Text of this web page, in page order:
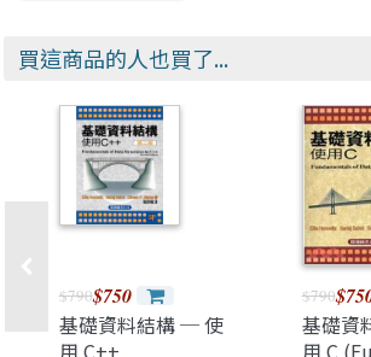
買這商品的人也買了...
$790$750
基礎資料結構 ─ 使
用 C++
$790
基礎資
用 C